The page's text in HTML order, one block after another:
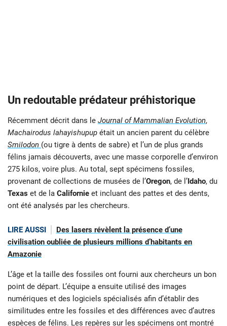
Un redoutable prédateur préhistorique
Récemment décrit dans le Journal of Mammalian Evolution,
Machairodus lahayishupup était un ancien parent du célèbre
Smilodon (ou tigre à dents de sabre) et l’un de plus grands
félins jamais découverts, avec une masse corporelle d’environ
275 kilos, voire plus. Au total, sept spécimens fossiles,
provenant de collections de musées de l’Oregon, de l’Idaho, du
Texas et de la Californie et incluant des pattes et des dents,
ont été analysés par les chercheurs.
LIRE AUSSI
Des lasers révèlent la présence d’une
civilisation oubliée de plusieurs millions d’habitants en
Amazonie
L’âge et la taille des fossiles ont fourni aux chercheurs un bon
point de départ. L’équipe a ensuite utilisé des images
numériques et des logiciels spécialisés afin d’établir des
similitudes entre les fossiles et des différences avec d’autres
espèces de félins. Les repères sur les spécimens ont montré